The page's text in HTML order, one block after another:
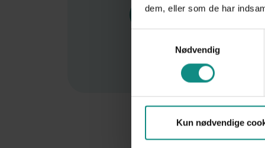
dem, eller som de har
Nødvendig
Kun nødvendige
Læs mere